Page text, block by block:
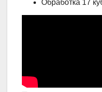
Обработка 17